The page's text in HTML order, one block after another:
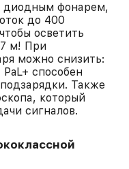
фонарем,
до 400
осветить
м! При
можно снизить:
способен
Также
который
сигналов.